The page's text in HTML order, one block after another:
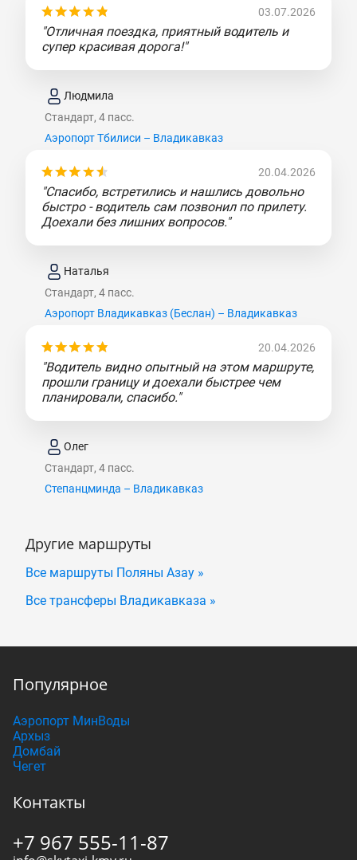
03.07.2026
"Отличная поездка, приятный водитель и
супер красивая дорога!"
Людмила
Стандарт, 4 пасс.
Аэропорт Тбилиси – Владикавказ
20.04.2026
"Спасибо, встретились и нашлись довольно
быстро - водитель сам позвонил по прилету.
Доехали без лишних вопросов."
Наталья
Стандарт, 4 пасс.
Аэропорт Владикавказ (Беслан) – Владикавказ
20.04.2026
"Водитель видно опытный на этом маршруте,
прошли границу и доехали быстрее чем
планировали, спасибо."
Олег
Стандарт, 4 пасс.
Степанцминда – Владикавказ
Другие маршруты
Все маршруты Поляны Азау »
Все трансферы Владикавказа »
Популярное
Аэропорт МинВоды
Архыз
Домбай
Чегет
Контакты
+7 967 555-11-87